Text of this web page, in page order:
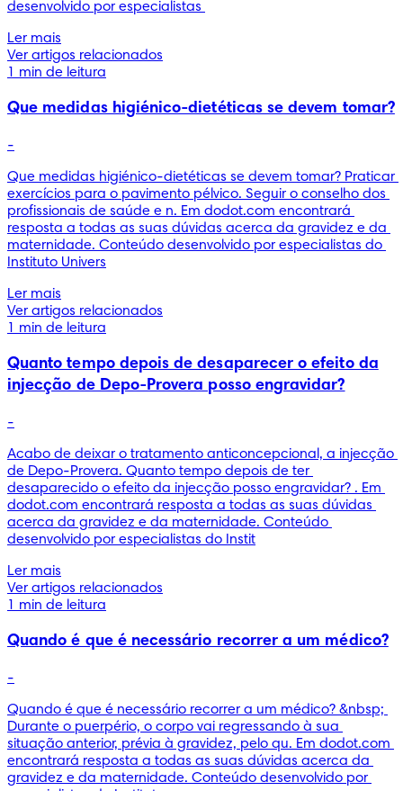
desenvolvido por especialistas
Ler mais
Ver artigos relacionados
1 min de leitura
Que medidas higiénico-dietéticas se devem tomar?
-
Que medidas higiénico-dietéticas se devem tomar? Praticar
exercícios para o pavimento pélvico. Seguir o conselho dos
profissionais de saúde e n. Em dodot.com encontrará
resposta a todas as suas dúvidas acerca da gravidez e da
maternidade. Conteúdo desenvolvido por especialistas do
Instituto Univers
Ler mais
Ver artigos relacionados
1 min de leitura
Quanto tempo depois de desaparecer o efeito da
injecção de Depo-Provera posso engravidar?
-
Acabo de deixar o tratamento anticoncepcional, a injecção
de Depo-Provera. Quanto tempo depois de ter
desaparecido o efeito da injecção posso engravidar? . Em
dodot.com encontrará resposta a todas as suas dúvidas
acerca da gravidez e da maternidade. Conteúdo
desenvolvido por especialistas do Instit
Ler mais
Ver artigos relacionados
1 min de leitura
Quando é que é necessário recorrer a um médico?
-
Quando é que é necessário recorrer a um médico? &nbsp;
Durante o puerpério, o corpo vai regressando à sua
situação anterior, prévia à gravidez, pelo qu. Em dodot.com
encontrará resposta a todas as suas dúvidas acerca da
gravidez e da maternidade. Conteúdo desenvolvido por